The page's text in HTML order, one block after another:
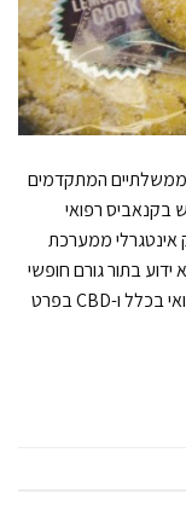
המתקדמים
בקנאביס רפואי
אינטגרלי ממערכת
בתור גורם חופשי
ומשוחרר שנותן למטופליו לצרוך מוצרי קנאביס רפואי בכלל ו-CBD בפרט